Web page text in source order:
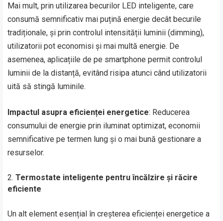
Mai mult, prin utilizarea becurilor LED inteligente, care
consumă semnificativ mai puțină energie decât becurile
tradiționale, și prin controlul intensității luminii (dimming),
utilizatorii pot economisi și mai multă energie. De
asemenea, aplicațiile de pe smartphone permit controlul
luminii de la distanță, evitând risipa atunci când utilizatorii
uită să stingă luminile.
Impactul asupra eficienței energetice: Reducerea
consumului de energie prin iluminat optimizat, economii
semnificative pe termen lung și o mai bună gestionare a
resurselor.
Termostate inteligente pentru încălzire și răcire
eficiente
Un alt element esențial în creșterea eficienței energetice a